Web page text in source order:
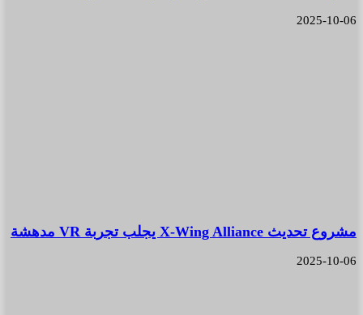
2025-10-06
مشروع تحديث X-Wing Alliance يجلب تجربة VR مدهشة
2025-10-06